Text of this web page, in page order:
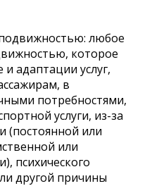
любое
которое
адаптации услуг,
в
потребностями,
услуги, из-за
(постоянной или
или
психического
другой причины